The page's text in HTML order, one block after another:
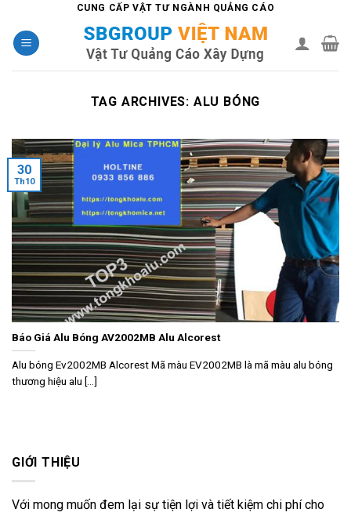
content
CUNG CẤP VẬT TƯ NGÀNH QUẢNG CÁO
TAG ARCHIVES: ALU BÓNG
GIỚI THIỆU
Với mong muốn đem lại sự tiện lợi và tiết kiệm chi phí cho
Báo Giá Alu Bóng AV2002MB Alu Alcorest
Alu bóng Ev2002MB Alcorest Mã màu EV2002MB là mã màu alu bóng
thương hiệu alu [...]
30
Th10